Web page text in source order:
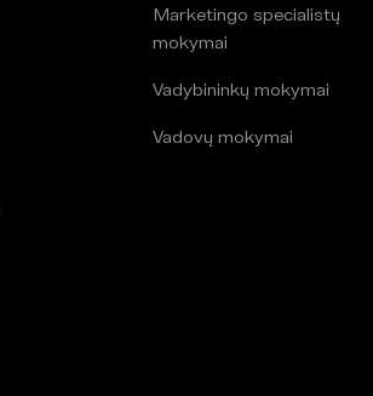
Marketingo specialistų
mokymai
Vadybininkų mokymai
Vadovų mokymai